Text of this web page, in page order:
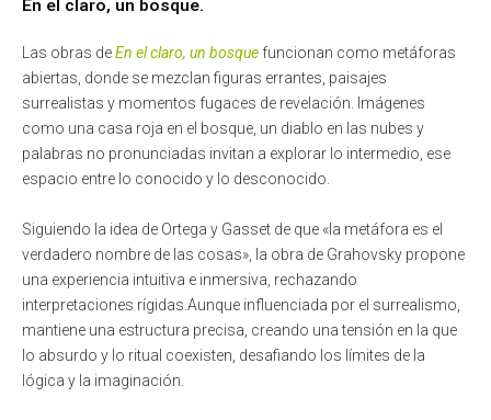
En el claro, un bosque.
Las obras deEn el claro, un bosque funcionan como metáforas
abiertas, donde se mezclan figuras errantes, paisajes
surrealistas y momentos fugaces de revelación. Imágenes
como una casa roja en el bosque, un diablo en las nubes y
palabras no pronunciadas invitan a explorar lo intermedio, ese
espacio entre lo conocido y lo desconocido.
Siguiendo la idea de Ortega y Gasset de que «la metáfora es el
verdadero nombre de las cosas», la obra de Grahovsky propone
una experiencia intuitiva e inmersiva, rechazando
interpretaciones rígidas.Aunque influenciada por el surrealismo,
mantiene una estructura precisa, creando una tensión en la que
lo absurdo y lo ritual coexisten, desafiando los límites de la
lógica y la imaginación.